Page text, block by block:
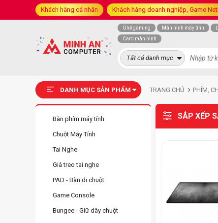
Khách hàng cá nhân Khách hàng doanh nghiệp, Game Net
Ghế gaming Màn hình máy tính
Card màn hình
Tất cả danh mục
DANH MỤC SẢN PHẨM TRANG CHỦ PHÍM,
Bàn phím máy tính
Chuột Máy Tính
Tai Nghe
Giá treo tai nghe
PAD - Bàn di chuột
Game Console
Bungee - Giữ dây chuột
SẮP XẾP